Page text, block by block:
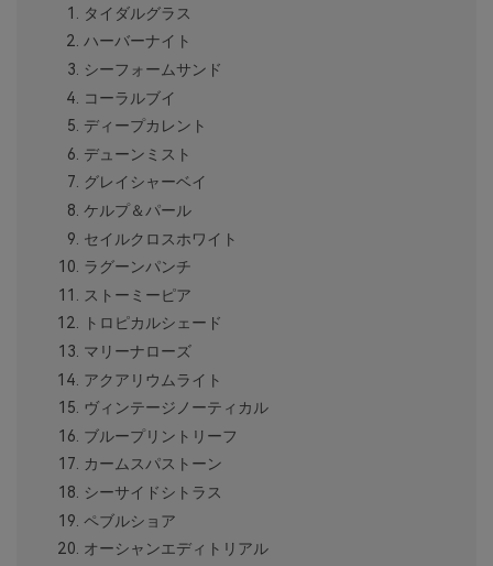
タイダルグラス
ハーバーナイト
シーフォームサンド
コーラルブイ
ディープカレント
デューンミスト
グレイシャーベイ
ケルプ＆パール
セイルクロスホワイト
ラグーンパンチ
ストーミーピア
トロピカルシェード
マリーナローズ
アクアリウムライト
ヴィンテージノーティカル
ブループリントリーフ
カームスパストーン
シーサイドシトラス
ペブルショア
オーシャンエディトリアル